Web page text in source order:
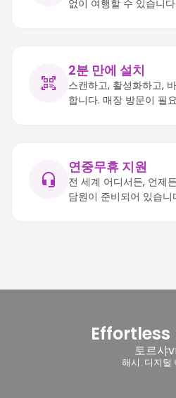
없이 여행할 수 있습니다.
2분 만에 설치
스캔하고, 활성화하고,
합니다. 매장 방문이 필
연중무휴 지원
전 세계 어디서든, 언제
담원이 준비되어 있습니
Effortless
토르샤
해시. 디지털